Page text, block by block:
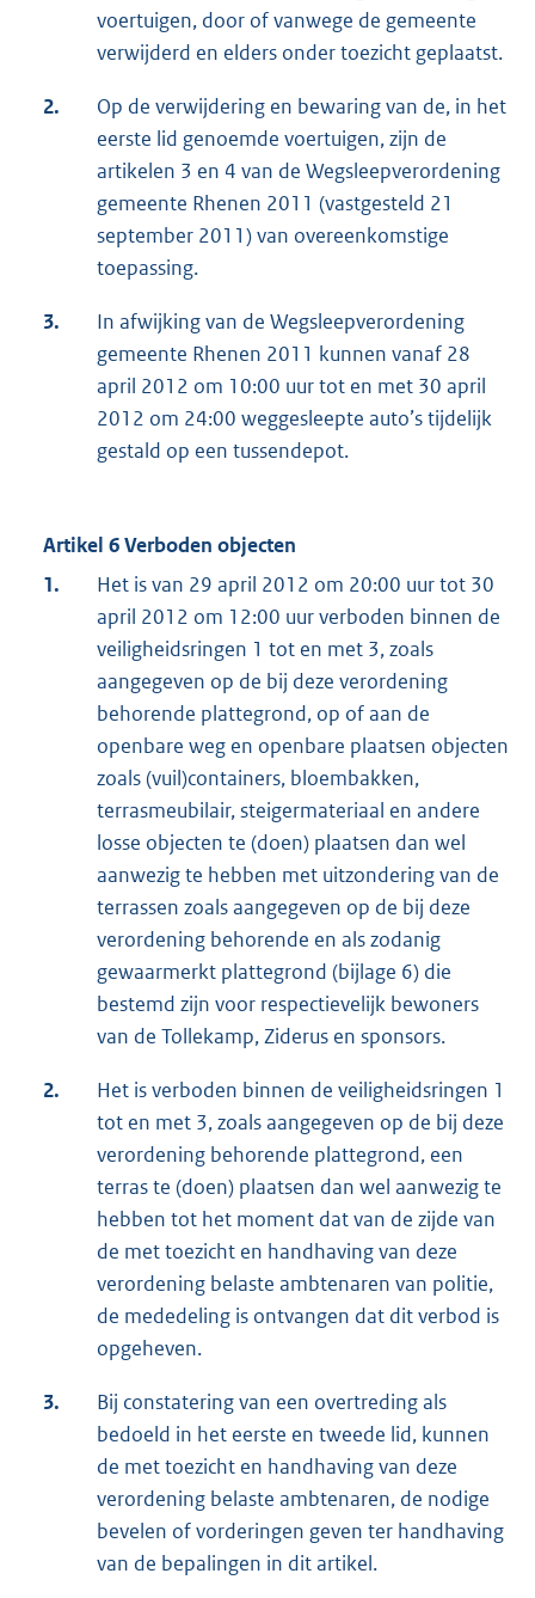
voertuigen, door of vanwege de gemeente
verwijderd en elders onder toezicht geplaatst.
2.
Op de verwijdering en bewaring van de, in het
eerste lid genoemde voertuigen, zijn de
artikelen 3 en 4 van de Wegsleepverordening
gemeente Rhenen 2011 (vastgesteld 21
september 2011) van overeenkomstige
toepassing.
3.
In afwijking van de Wegsleepverordening
gemeente Rhenen 2011 kunnen vanaf 28
april 2012 om 10:00 uur tot en met 30 april
2012 om 24:00 weggesleepte auto’s tijdelijk
gestald op een tussendepot.
Artikel 6 Verboden objecten
1.
Het is van 29 april 2012 om 20:00 uur tot 30
april 2012 om 12:00 uur verboden binnen de
veiligheidsringen 1 tot en met 3, zoals
aangegeven op de bij deze verordening
behorende plattegrond, op of aan de
openbare weg en openbare plaatsen objecten
zoals (vuil)containers, bloembakken,
terrasmeubilair, steigermateriaal en andere
losse objecten te (doen) plaatsen dan wel
aanwezig te hebben met uitzondering van de
terrassen zoals aangegeven op de bij deze
verordening behorende en als zodanig
gewaarmerkt plattegrond (bijlage 6) die
bestemd zijn voor respectievelijk bewoners
van de Tollekamp, Ziderus en sponsors.
2.
Het is verboden binnen de veiligheidsringen 1
tot en met 3, zoals aangegeven op de bij deze
verordening behorende plattegrond, een
terras te (doen) plaatsen dan wel aanwezig te
hebben tot het moment dat van de zijde van
de met toezicht en handhaving van deze
verordening belaste ambtenaren van politie,
de mededeling is ontvangen dat dit verbod is
opgeheven.
3.
Bij constatering van een overtreding als
bedoeld in het eerste en tweede lid, kunnen
de met toezicht en handhaving van deze
verordening belaste ambtenaren, de nodige
bevelen of vorderingen geven ter handhaving
van de bepalingen in dit artikel.